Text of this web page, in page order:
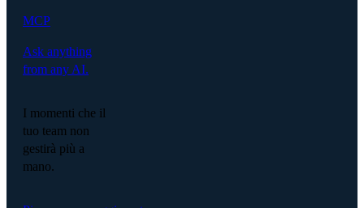
MCP
Ask anything
from any AI.
I momenti che il
tuo team non
gestirà più a
mano.